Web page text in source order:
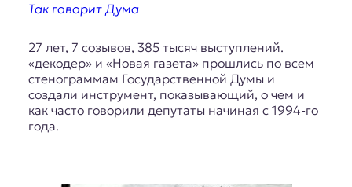
Так говорит Дума
27 лет, 7 созывов, 385 тысяч выступлений.
«декодер» и «Новая газета» прошлись по всем
стенограммам Государственной Думы и
создали инструмент, показывающий, о чем и
как часто говорили депутаты начиная с 1994-го
года.